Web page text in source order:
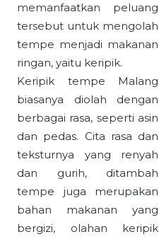
memanfaatkan peluang
tersebut untuk mengolah
tempe menjadi makanan
ringan, yaitu keripik.
Keripik tempe Malang
biasanya diolah dengan
berbagai rasa, seperti asin
dan pedas. Cita rasa dan
teksturnya yang renyah
dan gurih, ditambah
tempe juga merupakan
bahan makanan yang
bergizi, olahan keripik